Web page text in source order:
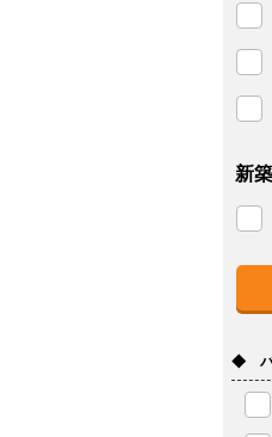
新
◆ バ